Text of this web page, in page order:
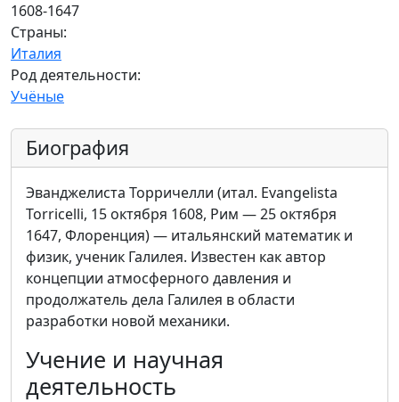
1608-1647
Страны:
Италия
Род деятельности:
Учёные
Биография
Эванджелиста Торричелли (итал. Evangelista
Torricelli, 15 октября 1608, Рим — 25 октября
1647, Флоренция) — итальянский математик и
физик, ученик Галилея. Известен как автор
концепции атмосферного давления и
продолжатель дела Галилея в области
разработки новой механики.
Учение и научная
деятельность